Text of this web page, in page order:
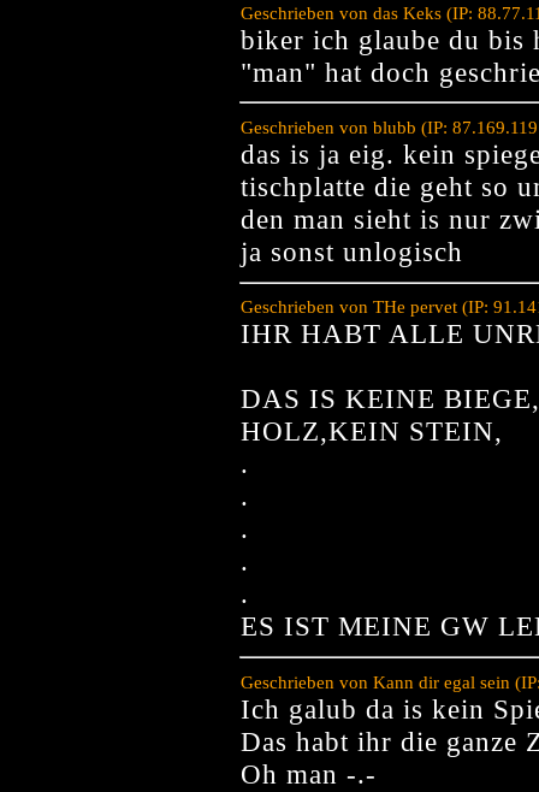
Geschrieben von das Keks (IP:
biker ich glaube du bis
"man" hat doch
Geschrieben von blubb (IP:
das is ja eig. kein
tischplatte die geht so
den man sieht is nur
ja sonst unlogisch
Geschrieben von THe pervet (IP:
IHR HABT ALLE
DAS IS KEINE
HOLZ,KEIN STEIN,
.
.
.
.
.
ES IST MEINE GW
Geschrieben von Kann dir egal sein
Ich galub da is kein
Das habt ihr die ganze
Oh man -.-